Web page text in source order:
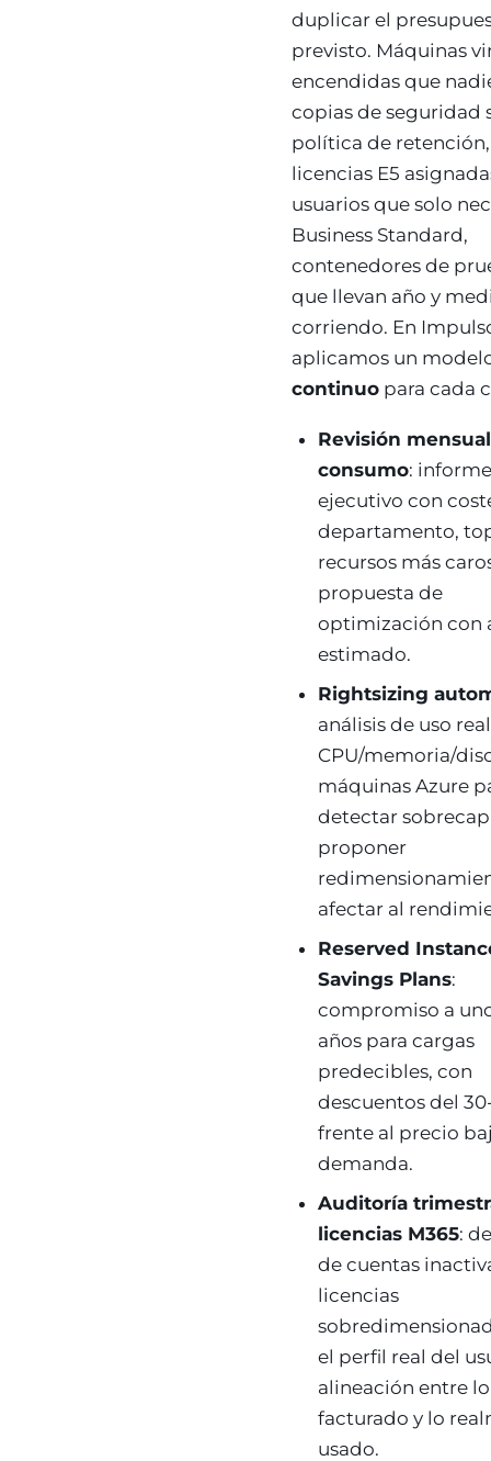
duplicar el
previsto. Máquinas
encendidas que
copias de seguridad
política de retención,
licencias E5
usuarios que solo
Business Standard,
contenedores de
que llevan año y
corriendo. En
aplicamos un
continuo para cada
Revisión
consumo:
ejecutivo con
departamento,
recursos más
propuesta de
optimización con
estimado.
Rightsizing
análisis de uso
CPU/memoria/
máquinas Azure
detectar
proponer
afectar al
Reserved
Savings Plans:
compromiso a
años para cargas
predecibles, con
descuentos del
frente al precio
demanda.
Auditoría
licencias M365:
de cuentas
licencias
el perfil real del
alineación entre lo
facturado y lo
usado.